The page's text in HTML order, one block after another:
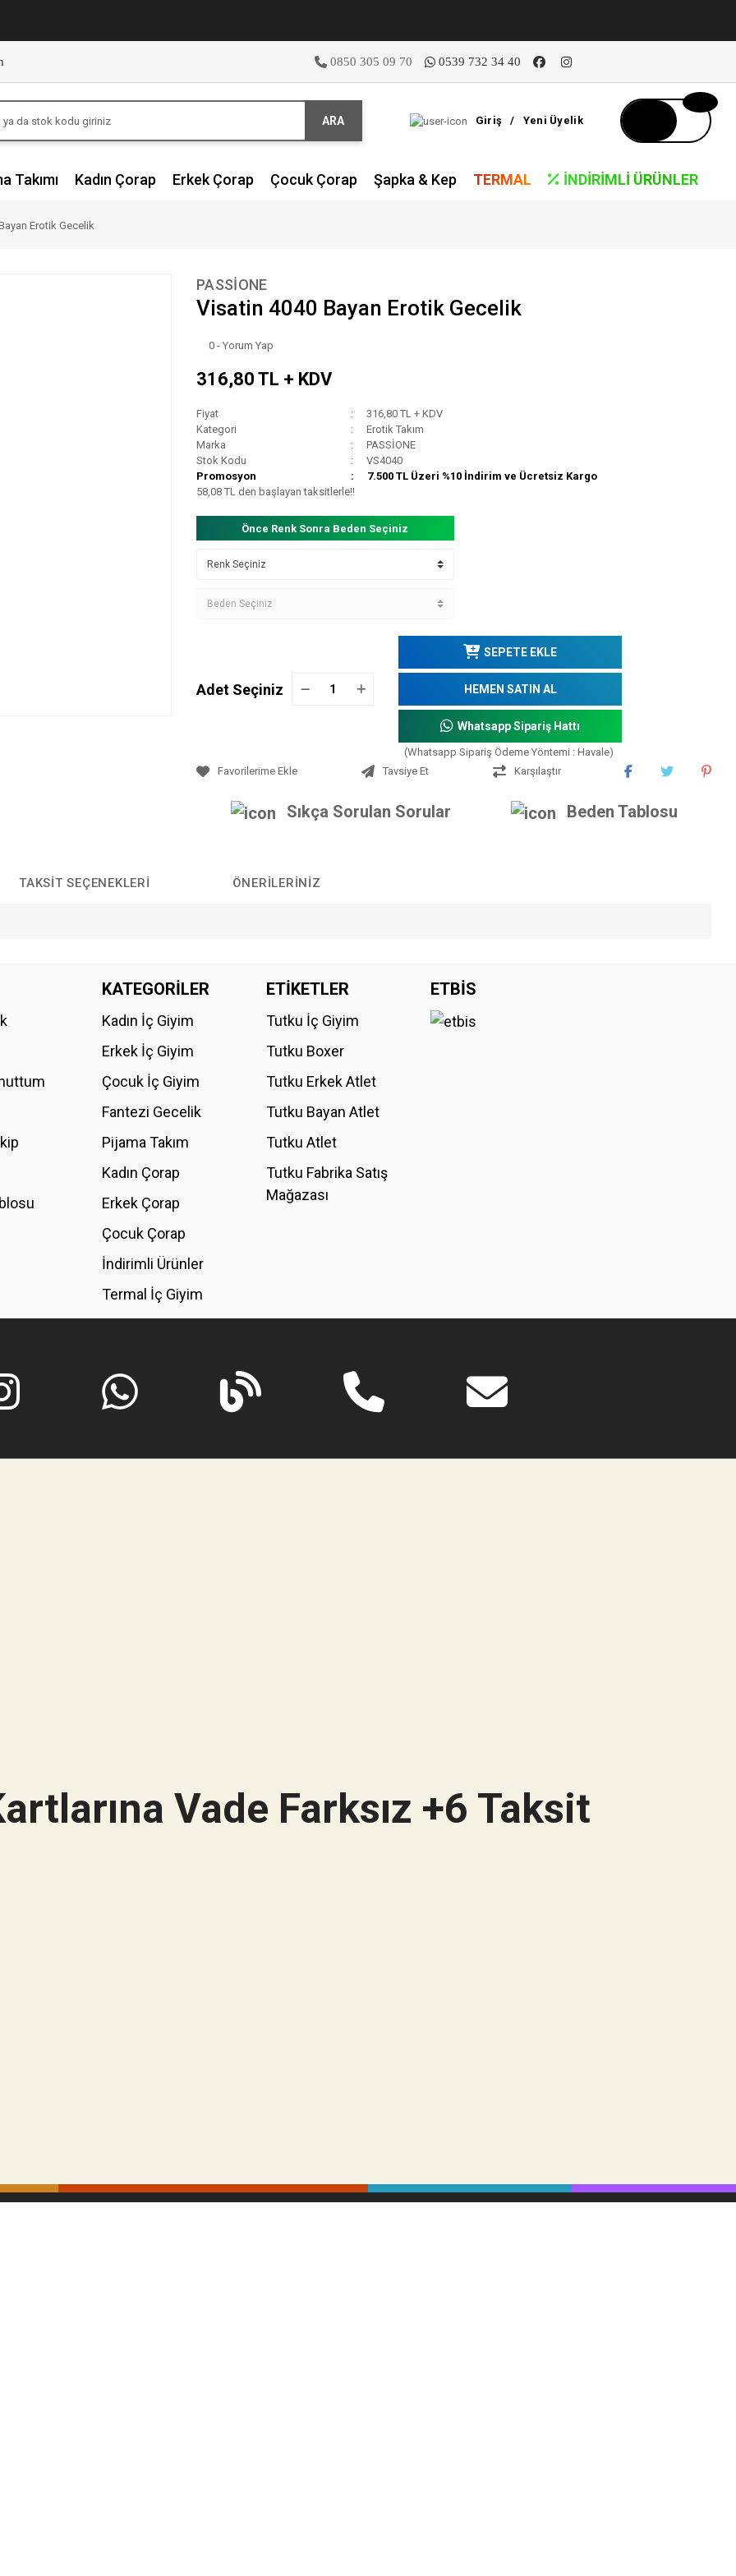
0850 305 09 70 0539 732 34 40
ARA Giriş / Yeni Üyelik
Takımı Kadın Çorap Erkek Çorap Çocuk Çorap Şapka & Kep TERMAL İNDIRIMLI ÜRÜNLER
Erotik Gecelik
PASSİONE
Visatin 4040 Bayan Erotik Gecelik
0 - Yorum Yap
316,80 TL + KDV
Fiyat
316,80 TL + KDV
Kategori
Erotik Takım
Marka
PASSİONE
Stok Kodu
VS4040
Promosyon
7.500 TL Üzeri %10 İndirim ve Ücretsiz Kargo
58,08 TL den başlayan taksitlerle!!
Önce Renk Sonra Beden Seçiniz
Adet Seçiniz
SEPETE EKLE
HEMEN SATIN AL
Whatsapp Sipariş Hattı
(Whatsapp Sipariş Ödeme Yöntemi : Havale)
Tavsiye Et
Karşılaştır
Sıkça Sorulan Sorular Beden Tablosu
TAKSIT SEÇENEKLERI ÖNERILERINIZ
Bu ürüne ilk yorumu siz yapın!
KATEGORİLER
Kadın İç Giyim
Erkek İç Giyim
Çocuk İç Giyim
Fantezi Gecelik
Pijama Takım
Kadın Çorap
Erkek Çorap
Çocuk Çorap
İndirimli Ürünler
Termal İç Giyim
ETİKETLER
Tutku İç Giyim
Tutku Boxer
Tutku Erkek Atlet
Tutku Bayan Atlet
Tutku Atlet
Tutku Fabrika Satış
Mağazası
ETBİS
Vade Farksız +6 Taksit